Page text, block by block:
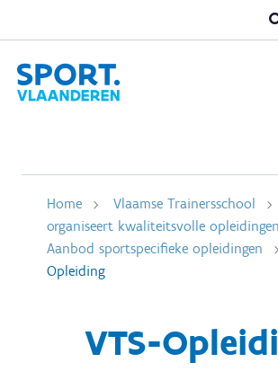
Home Vlaamse Trainersschool
organiseert kwaliteitsvolle opleidingen
Aanbod sportspecifieke opleidingen
Opleiding
VTS-